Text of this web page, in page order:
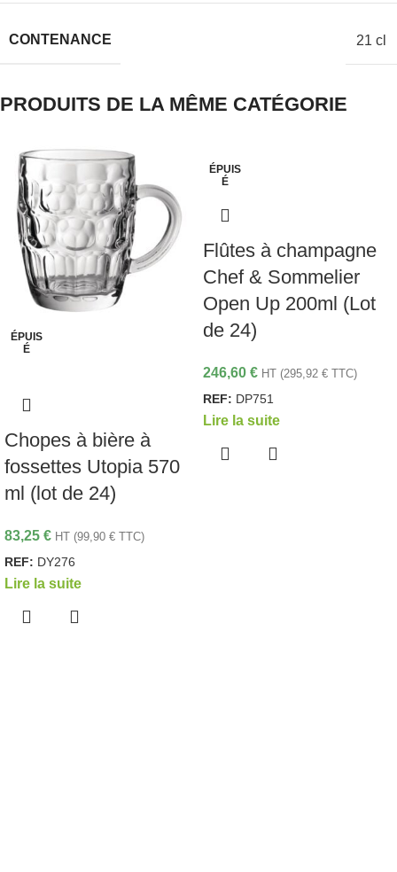
CONTENANCE 21 cl
PRODUITS DE LA MÊME CATÉGORIE
ÉPUIS
É
Chopes à bière à
fossettes Utopia 570
ml (lot de 24)
83,25 € HT (99,90 € TTC)
REF: DY276
Lire la suite
ÉPUIS
É
Flûtes à champagne
Chef & Sommelier
Open Up 200ml (Lot
de 24)
246,60 € HT (295,92 € TTC)
REF: DP751
Lire la suite